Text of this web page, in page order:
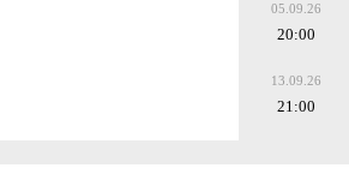
05.09.26
20:00
13.09.26
21:00